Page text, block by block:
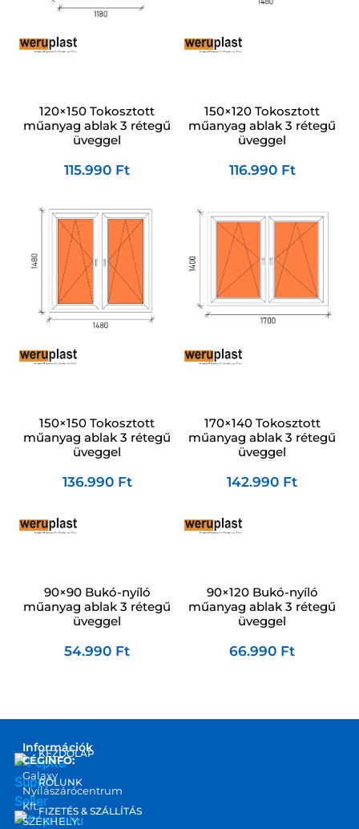
120×150 Tokosztott
műanyag ablak 3 rétegű
üveggel
115.990 Ft
150×120 Tokosztott
műanyag ablak 3 rétegű
üveggel
116.990 Ft
150×150 Tokosztott
műanyag ablak 3 rétegű
üveggel
136.990 Ft
170×140 Tokosztott
műanyag ablak 3 rétegű
üveggel
142.990 Ft
90×90 Bukó-nyíló
műanyag ablak 3 rétegű
üveggel
54.990 Ft
90×120 Bukó-nyíló
műanyag ablak 3 rétegű
üveggel
66.990 Ft
Információk
CÉGINFO:
Galaxy
Nyílászárócentrum
Kft.
SZÉKHELY:
KEZDŐLAP
RÓLUNK
FIZETÉS & SZÁLLÍTÁS